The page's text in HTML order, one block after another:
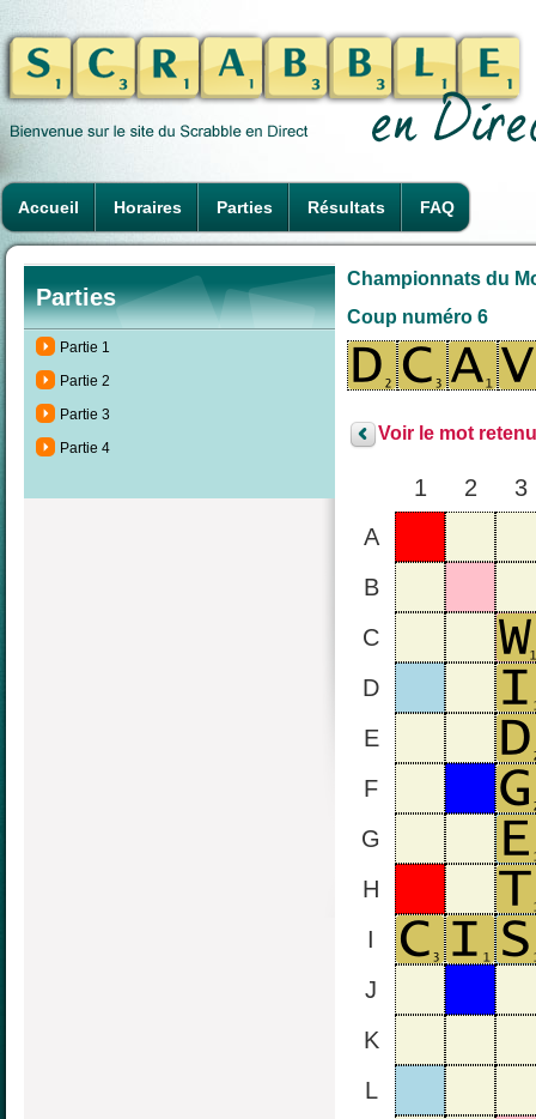
Accueil Horaires Parties Résultats FAQ
Parties
Partie 1
Partie 2
Partie 3
Partie 4
Championnats du
Coup numéro 6
Voir le mot
1 2
3
A
B
C
D
E
F
G
H
I
J
K
L